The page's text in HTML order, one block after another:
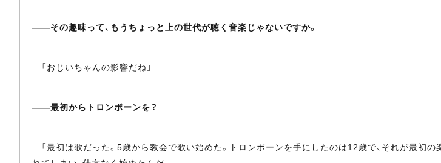
――その趣味って、もうちょっと上の世代が聴く音楽じゃないですか。
「おじいちゃんの影響だね」
――最初からトロンボーンを？
「最初は歌だった。5歳から教会で歌い始めた。トロンボーンを手にしたのは12歳で、それが最初